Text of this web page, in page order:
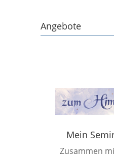
Angebote
Mein
Zusammen